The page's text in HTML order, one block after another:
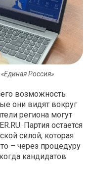
Россия»
возможность
они видят вокруг
региона могут
Партия остается
силой, которая
– через процедуру
кандидатов